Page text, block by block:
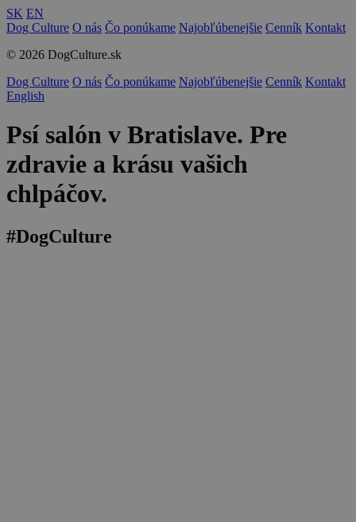
SK EN
Dog Culture O nás Čo ponúkame Najobľúbenejšie Cenník Kontakt
© 2026 DogCulture.sk
Dog Culture O nás Čo ponúkame Najobľúbenejšie Cenník Kontakt
English
Psí salón v Bratislave. Pre
zdravie a krásu vašich
chlpáčov.
#DogCulture